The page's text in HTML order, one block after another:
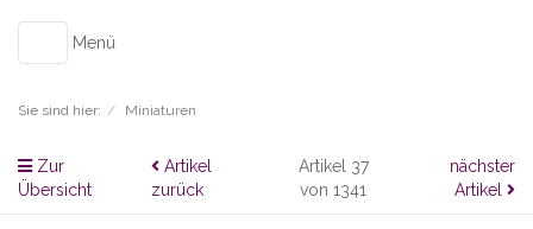
Menü
Sie sind hier: Miniaturen
Zur
Übersicht
Artikel
zurück
Artikel 37
von 1341
nächster
Artikel